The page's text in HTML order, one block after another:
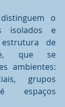
o
isolados e
de
que se
ambientes:
grupos
espaços